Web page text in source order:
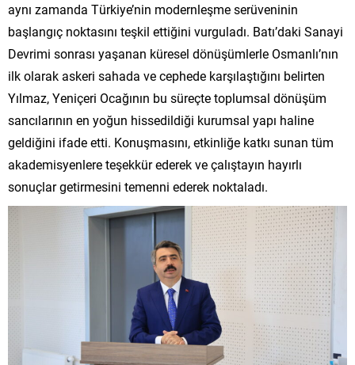
aynı zamanda Türkiye’nin modernleşme serüveninin
başlangıç noktasını teşkil ettiğini vurguladı. Batı’daki Sanayi
Devrimi sonrası yaşanan küresel dönüşümlerle Osmanlı’nın
ilk olarak askeri sahada ve cephede karşılaştığını belirten
Yılmaz, Yeniçeri Ocağının bu süreçte toplumsal dönüşüm
sancılarının en yoğun hissedildiği kurumsal yapı haline
geldiğini ifade etti. Konuşmasını, etkinliğe katkı sunan tüm
akademisyenlere teşekkür ederek ve çalıştayın hayırlı
sonuçlar getirmesini temenni ederek noktaladı.